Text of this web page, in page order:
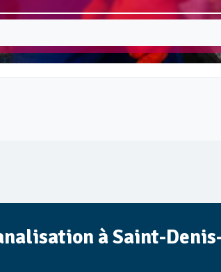
à Saint-